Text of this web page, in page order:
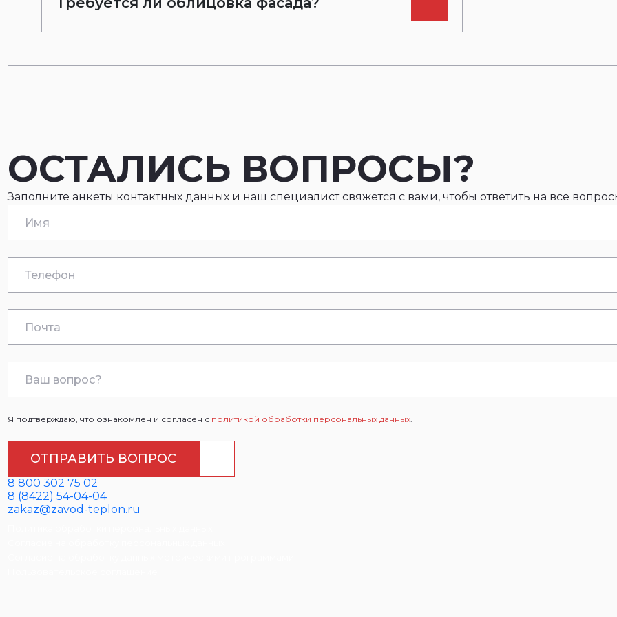
ОСТАЛИСЬ ВОПРОСЫ?
Заполните анкеты контактных данных и наш специалист свяжется с вами, чтобы ответить на все
Я подтверждаю, что ознакомлен и согласен с политикой обработки персональных данных.
ОТПРАВИТЬ ВОПРОС
8 800 302 75 02
8 (8422) 54-04-04
zakaz@zavod-teplon.ru